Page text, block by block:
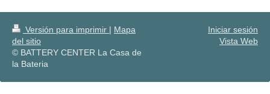
Versión para imprimir | Mapa
del sitio
© BATTERY CENTER La Casa de
la Bateria
Iniciar sesión
Vista Web